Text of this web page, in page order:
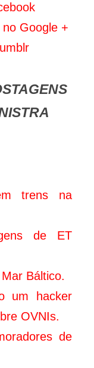
trens na
de ET
Báltico.
um hacker
OVNIs.
de